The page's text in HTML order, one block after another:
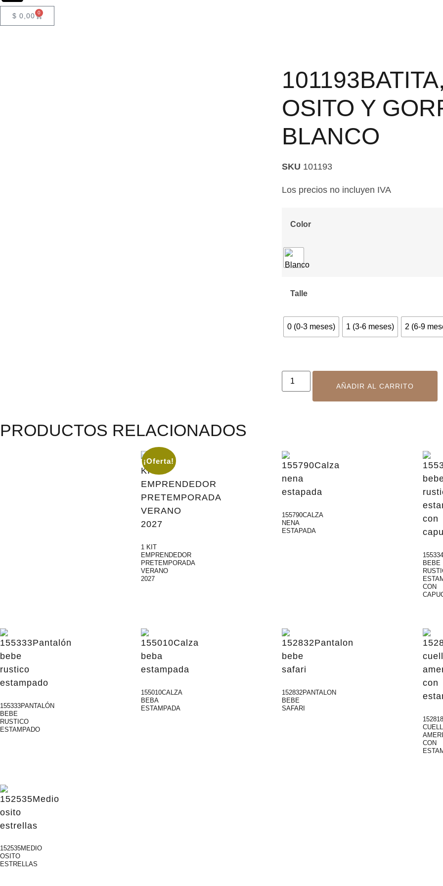
$ 0,00 0
OSITO Y
BLANCO
SKU 101193
Los precios no incluyen IVA
Color
Talle
0 (0-3 meses) 1 (3-6 meses) 2 (6-9
AÑADIR AL CARRITO
PRODUCTOS RELACIONADOS
¡Oferta!
1 KIT
EMPRENDEDOR
PRETEMPORADA
VERANO
2027
155790CALZA
NENA
ESTAPADA
BEBE
CON
155333PANTALÓN
BEBE
RUSTICO
ESTAMPADO
155010CALZA
BEBA
ESTAMPADA
152832PANTALON
BEBE
SAFARI
CON
152535MEDIO
OSITO
ESTRELLAS